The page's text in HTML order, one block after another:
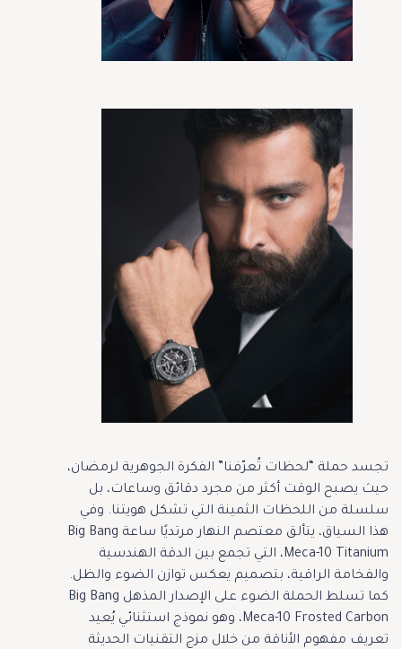
تجسد حملة “لحظات تُعرّفنا” الفكرة الجوهرية لرمضان،
حيث يصبح الوقت أكثر من مجرد دقائق وساعات، بل
سلسلة من اللحظات الثمينة التي تشكل هويتنا. وفي
هذا السياق، يتألق معتصم النهار مرتديًا ساعة Big Bang
Meca-10 Titanium، التي تجمع بين الدقة الهندسية
والفخامة الراقية، بتصميم يعكس توازن الضوء والظل.
كما تسلط الحملة الضوء على الإصدار المذهل Big Bang
Meca-10 Frosted Carbon، وهو نموذج استثنائي يُعيد
تعريف مفهوم الأناقة من خلال مزج التقنيات الحديثة